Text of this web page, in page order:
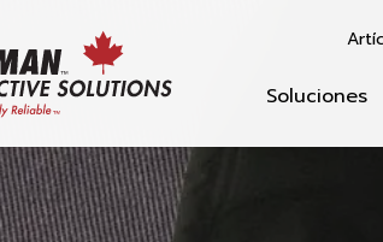
Soluciones